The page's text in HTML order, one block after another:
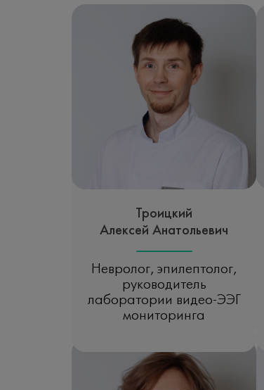
Троицкий
Алексей Анатольевич
Невролог, эпилептолог,
руководитель
лаборатории видео-ЭЭГ
мониторинга